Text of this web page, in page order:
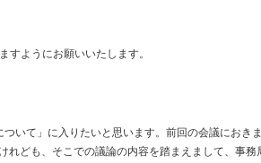
すようにお願いいたします。
いて」に入りたいと思います。前回の会議におき
れども、そこでの議論の内容を踏まえまして、事務